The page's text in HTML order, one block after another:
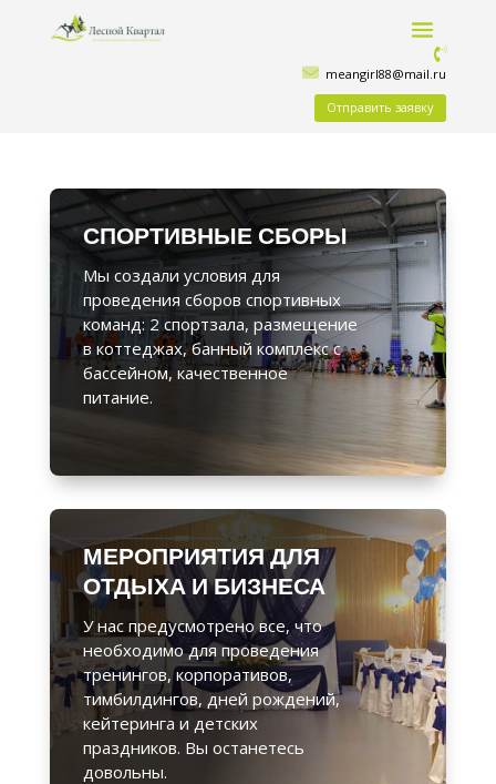
meangirl88@mail.ru
Отправить заявку
СПОРТИВНЫЕ СБОРЫ
Мы создали условия для
проведения сборов спортивных
команд: 2 спортзала, размещение
в коттеджах, банный комплекс с
бассейном, качественное
питание.
МЕРОПРИЯТИЯ ДЛЯ
ОТДЫХА И БИЗНЕСА
У нас предусмотрено все, что
необходимо для проведения
тренингов, корпоративов,
тимбилдингов, дней рождений,
кейтеринга и детских
праздников. Вы останетесь
довольны.